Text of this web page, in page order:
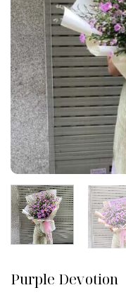
Purple Devotion